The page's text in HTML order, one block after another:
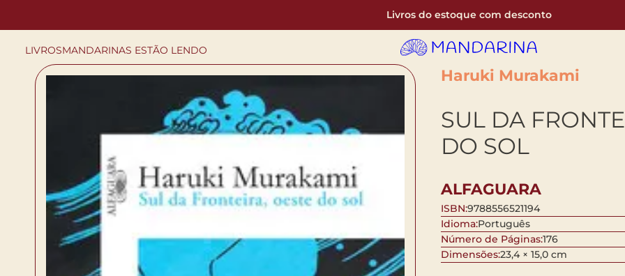
Livros do estoque com desconto
LIVROSMANDARINAS ESTÃO LENDO
Haruki Murakami
SUL DA
DO SOL
ALFAGUARA
ISBN:9788556521194
Idioma:Português
Número de Páginas:176
Dimensões:23,4 × 15,0 cm